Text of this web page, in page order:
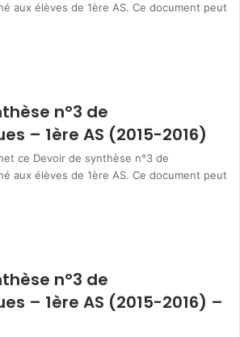
aux élèves de 1ère AS. Ce document peut
n°3 de
– 1ère AS (2015-2016)
ce Devoir de synthèse n°3 de
aux élèves de 1ère AS. Ce document peut
n°3 de
– 1ère AS (2015-2016) –